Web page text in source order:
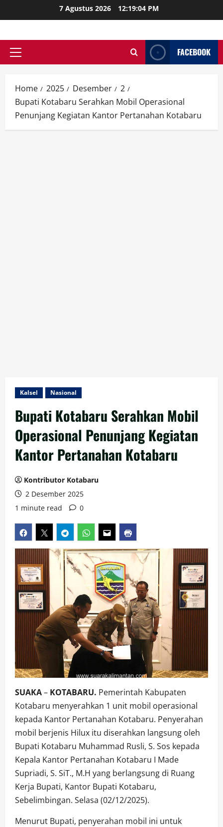
to
7 Agustus 2026 12:19:05 PM
Primary
FACEBOOK
Home 2025 Desember
2
Bupati Kotabaru Serahkan Mobil Operasional
Penunjang Kegiatan Kantor Pertanahan Kotabaru
Kalsel Nasional
Bupati Kotabaru Serahkan Mobil
Operasional Penunjang Kegiatan
Kantor Pertanahan Kotabaru
Kontributor Kotabaru
2 Desember 2025
1 minute read
0
SUAKA– KOTABARU. Pemerintah Kabupaten
Kotabaru menyerahkan 1 unit mobil operasional
kepada Kantor Pertanahan Kotabaru. Penyerahan
mobil berjenis Hilux itu diserahkan langsung oleh
Bupati Kotabaru Muhammad Rusli, S. Sos kepada
Kepala Kantor Pertanahan Kotabaru I Made
Supriadi, S. SiT., M.H yang berlangsung di Ruang
Kerja Bupati, Kantor Bupati Kotabaru,
Sebelimbingan. Selasa (02/12/2025).
Menurut Bupati, penyerahan mobil ini untuk